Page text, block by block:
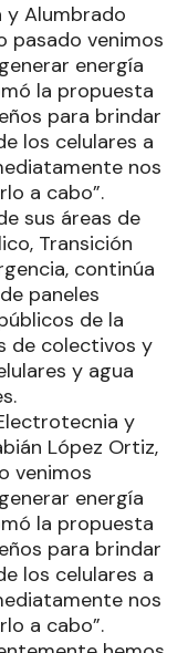
y Alumbrado
pasado venimos
energía
la propuesta
para brindar
los celulares a
nos
a cabo”.
sus áreas de
Transición
continúa
paneles
de la
de colectivos y
y agua
y
López Ortiz,
venimos
energía
la propuesta
para brindar
los celulares a
nos
a cabo”.